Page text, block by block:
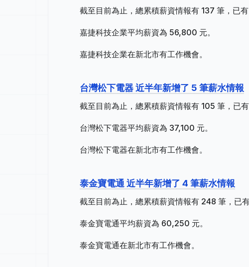
截至目前為止，總累積薪資情報有 137 筆，已
嘉捷科技企業平均薪資為 56,800 元。
嘉捷科技企業在新北市有工作機會。
台灣松下電器 近半年新增了 5 筆薪水情報
截至目前為止，總累積薪資情報有 105 筆，已
台灣松下電器平均薪資為 37,100 元。
台灣松下電器在新北市有工作機會。
泰金寶電通 近半年新增了 4 筆薪水情報
截至目前為止，總累積薪資情報有 248 筆，已
泰金寶電通平均薪資為 60,250 元。
泰金寶電通在新北市有工作機會。